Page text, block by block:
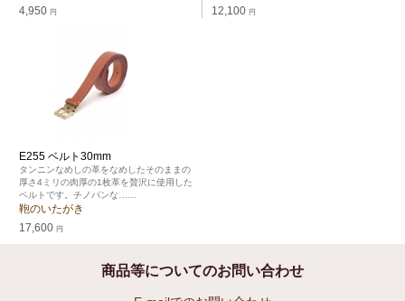
4,950 円
12,100 円
E255 ベルト30mm
タンニンなめしの革をなめしたそのままの
厚さ4ミリの肉厚の1枚革を贅沢に使用した
ベルトです。チノパンな……
鞄のいたがき
17,600 円
商品等についてのお問い合わせ